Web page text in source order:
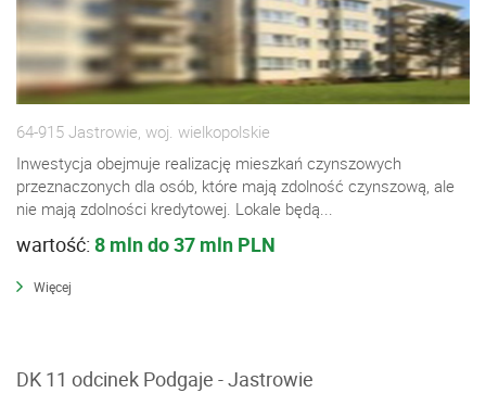
64-915 Jastrowie, woj. wielkopolskie
Inwestycja obejmuje realizację mieszkań czynszowych
przeznaczonych dla osób, które mają zdolność czynszową, ale
nie mają zdolności kredytowej. Lokale będą...
wartość: 8 mln do 37 mln PLN
Więcej
DK 11 odcinek Podgaje - Jastrowie